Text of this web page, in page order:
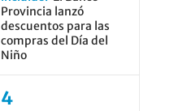
Provincia lanzó
descuentos para las
compras del Día del
Niño